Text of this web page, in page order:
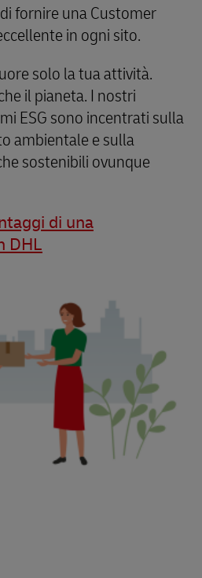
fornire una Customer
in ogni sito.
solo la tua attività.
il pianeta. I nostri
ESG sono incentrati sulla
ambientale e sulla
sostenibili ovunque
di una
DHL